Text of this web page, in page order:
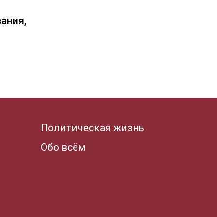
Политическая жизнь
Обо всём